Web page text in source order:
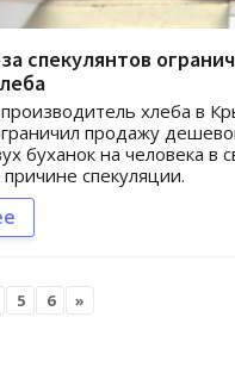
спекулянтов
хлеба в
продажу
буханок на человека в
спекуляции.
5 6 »